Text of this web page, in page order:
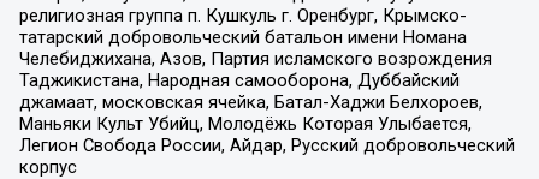
религиозная группа п. Кушкуль г. Оренбург, Крымско-
татарский добровольческий батальон имени Номана
Челебиджихана, Азов, Партия исламского возрождения
Таджикистана, Народная самооборона, Дуббайский
джамаат, московская ячейка, Батал-Хаджи Белхороев,
Маньяки Культ Убийц, Молодёжь Которая Улыбается,
Легион Свобода России, Айдар, Русский добровольческий
корпус